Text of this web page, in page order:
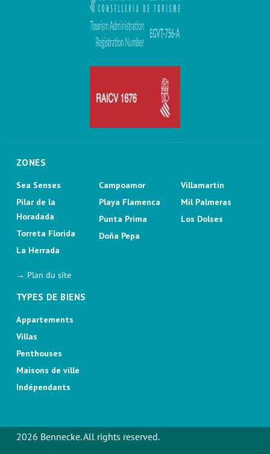
ZONES
Sea Senses
Pilar de la
Horadada
Torreta Florida
La Herrada
Campoamor
Playa Flamenca
Punta Prima
Doña Pepa
Villamartin
Mil Palmeras
Los Dolses
→ Plan du site
TYPES DE BIENS
Appartements
Villas
Penthouses
Maisons de ville
Indépendants
2026 Bennecke. All rights reserved.